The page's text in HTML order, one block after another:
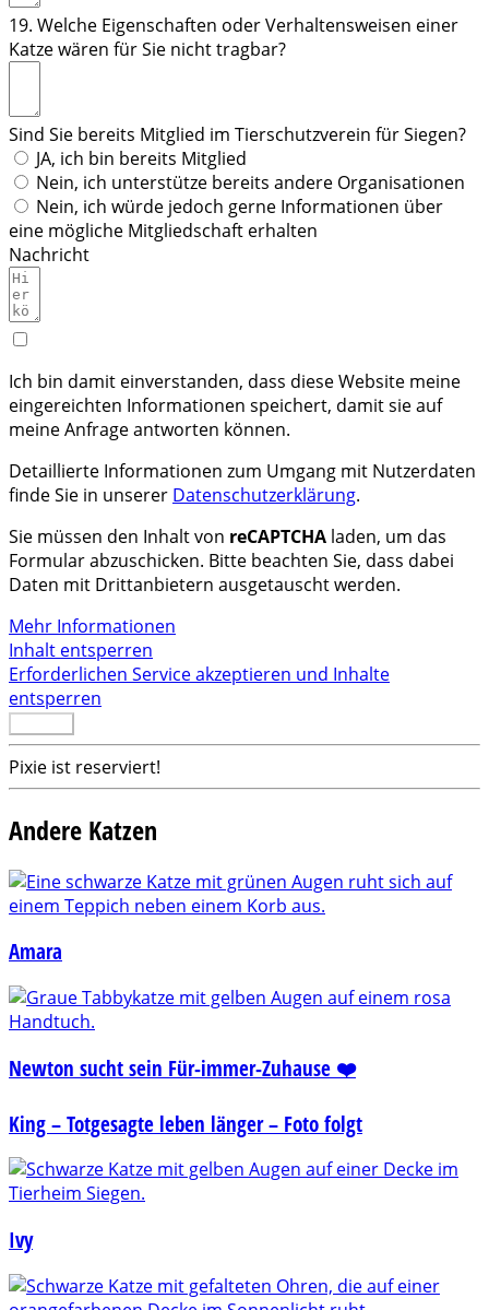
19. Welche Eigenschaften oder Verhaltensweisen einer
Katze wären für Sie nicht tragbar?
Sind Sie bereits Mitglied im Tierschutzverein für Siegen?
JA, ich bin bereits Mitglied
Nein, ich unterstütze bereits andere Organisationen
Nein, ich würde jedoch gerne Informationen über
eine mögliche Mitgliedschaft erhalten
Nachricht
Ich bin damit einverstanden, dass diese Website meine
eingereichten Informationen speichert, damit sie auf
meine Anfrage antworten können.
Detaillierte Informationen zum Umgang mit Nutzerdaten
finde Sie in unserer Datenschutzerklärung.
Sie müssen den Inhalt von reCAPTCHA laden, um das
Formular abzuschicken. Bitte beachten Sie, dass dabei
Daten mit Drittanbietern ausgetauscht werden.
Mehr Informationen
Inhalt entsperren
Erforderlichen Service akzeptieren und Inhalte
entsperren
Pixie ist reserviert!
Andere Katzen
Amara
Newton sucht sein Für-immer-Zuhause ❤️
King – Totgesagte leben länger – Foto folgt
Ivy